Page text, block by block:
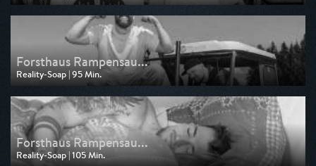
Ausgestrahlt von Pro 7
am 13.03.2026, 01:20
Forsthaus Rampensau...
Reality-Soap | 95 Min.
Ausgestrahlt von Pro 7
am 06.03.2026, 01:45
Forsthaus Rampensau...
Reality-Soap | 105 Min.